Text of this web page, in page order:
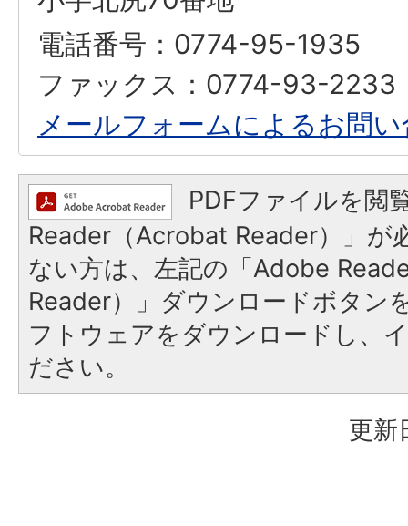
電話番号：0774-95-1935
ファックス：0774-93-2233
メールフォームによるお問
PDFファイルを閲
Reader（Acrobat Reader）」が
ない方は、左記の「Adobe
Reader）」ダウンロードボタン
フトウェアをダウンロードし、
ださい。
更新